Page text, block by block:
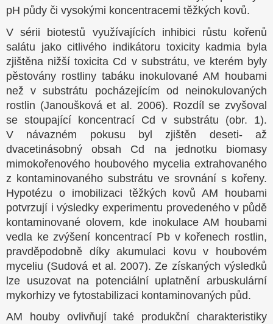
pH půdy či vysokými koncentracemi těžkých kovů.
V sérii biotestů využívajících inhibici růstu kořenů
salátu jako citlivého indikátoru toxicity kadmia byla
zjištěna nižší toxicita Cd v substrátu, ve kterém byly
pěstovány rostliny tabáku inokulované AM houbami
než v substrátu pocházejícím od neinokulovaných
rostlin (Janoušková et al. 2006). Rozdíl se zvyšoval
se stoupající koncentrací Cd v substrátu (obr. 1).
V návazném pokusu byl zjištěn deseti- až
dvacetinásobný obsah Cd na jednotku biomasy
mimokořenového houbového mycelia extrahovaného
z kontaminovaného substrátu ve srovnání s kořeny.
Hypotézu o imobilizaci těžkých kovů AM houbami
potvrzují i výsledky experimentu provedeného v půdě
kontaminované olovem, kde inokulace AM houbami
vedla ke zvýšení koncentrací Pb v kořenech rostlin,
pravděpodobně díky akumulaci kovu v houbovém
myceliu (Sudová et al. 2007). Ze získaných výsledků
lze usuzovat na potenciální uplatnění arbuskulární
mykorhizy ve fytostabilizaci kontaminovaných půd.
AM houby ovlivňují také produkční charakteristiky